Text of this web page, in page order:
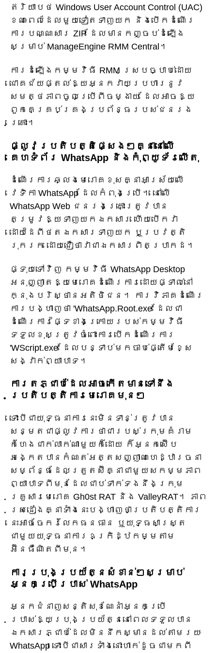
ឥរិយាបថ Windows User Account Control (UAC)
ខណៈពេលដែលមួយទៀតទាញយក និងបើកដំណើរ
ការបណ្ណសារ ZIP ដែលមានកញ្ចប់ដំឡើង
សម្រាប់ ManageEngine RMM Central។
ការដំឡើងកម្មវិធី RMM ស្របច្បាប់ដោយ
ជោគជ័យផ្តល់ឱ្យអ្នកវាយប្រហារនូវ
សមត្ថភាពចូលប្រើពីចម្ងាយ ដែលអាចឱ្យ
ពួកគេគ្រប់គ្រងប្រព័ន្ធរបស់ជនរង
គ្រោះ។
ផ្លូវប្រតិបត្តិផ្សេងៗគ្នានៅលើ
គេហទំព័រ WhatsApp និងកុំព្យូទ័រលើតុ
ដំណើរការឆ្លងមេរោគខុសគ្នាអាស្រ័យលើ
វេទិកា WhatsApp ដែលកំពុងប្រើ។ នៅលើ
WhatsApp Web ជនរងគ្រោះត្រូវបាន
តម្រូវឱ្យទាញយកឯកសារ ហើយបើកវា
ដោយដៃពីថតឯកសារទាញយក ឬប្រវត្តិ
រុករក ដោយជឿថាវាជាឯកសារពិតប្រាកដ។
ផ្ទុយទៅវិញ កម្មវិធី WhatsApp Desktop
អនុញ្ញាតឱ្យមេរោគដំណើរការដោយផ្ទាល់នៅ
ក្នុងបរិស្ថានអតិថិជន។ ការវិភាគដំណើរ
ការបង្ហាញថា 'WhatsApp.Root.exe' ដែលជា
ដំណើរការផ្ទៃខាងក្រោយរបស់កម្មវិធី
ទទួលខុសត្រូវចំពោះការបើកដំណើរការ
'WScript.exe' ដែលបន្ទាប់មកចាប់ផ្តើមខ្សែ
សង្វាក់ព្យាបាទ។
ការតភ្ជាប់ដែលអាចកើតមានទៅនឹង
ប្រតិបត្តិការមេរោគមុនៗ
ទោះបីជាយុទ្ធនាការនេះមិនទាន់ត្រូវបាន
សន្មតជាផ្លូវការថាជារបស់ក្រុមគំរាម
កំហែងជាក់លាក់ណាមួយក៏ដោយ ក៏អ្នកស៊ើប
អង្កេតបានកំណត់អត្តសញ្ញាណហេដ្ឋារចនា
សម្ព័ន្ធដែលត្រួតស៊ីគ្នាជាមួយសកម្មភាព
ព្យាបាទពីមុនដែលជាប់ទាក់ទងនឹងក្រុម
គ្រួសារមេរោគ Gh0st RAT និង ValleyRAT។ ភាព
ស្រដៀងគ្នាទាំងនេះបង្ហាញថាប្រតិបត្តិការ
នេះអាចចែករំលែកធនធាន ឬយុទ្ធសាស្ត្រ
ជាមួយយុទ្ធនាការឧក្រិដ្ឋកម្មតាម
អ៊ីនធឺណិតពីមុន។
ការប្រុងប្រយ័ត្នសំខាន់ៗសម្រាប់
អ្នកប្រើប្រាស់ WhatsApp
អ្នកជំនាញសន្តិសុខណែនាំអ្នកប្រើ
ប្រាស់ឱ្យប្រុងប្រយ័ត្ននៅពេលទទួលបាន
ឯកសារភ្ជាប់ដែលមិននឹកស្មានដល់តាមរយៈ
WhatsApp ទោះបីជាសារទាំងនោះហាក់ដូចជាមកពី